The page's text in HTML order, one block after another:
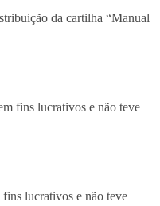
da cartilha “Manual
lucrativos e não teve